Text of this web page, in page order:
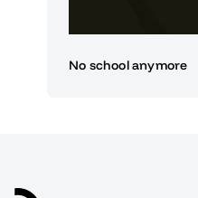
No school anymore